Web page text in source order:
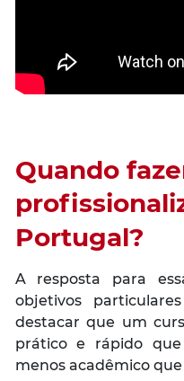
Quando
Portugal?
A resposta para
objetivos
destacar que um
prático e rápido
menos acadêmico